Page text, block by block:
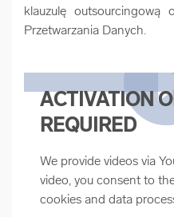
klauzulę outsourcingową
Przetwarzania Danych.
ACTIVATION
REQUIRED
We provide videos via
video, you consent to
cookies and data